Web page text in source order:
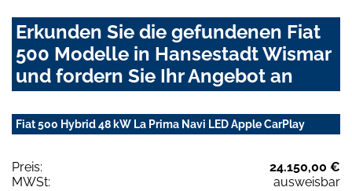
Erkunden Sie die gefundenen Fiat
500 Modelle in Hansestadt Wismar
und fordern Sie Ihr Angebot an
Fiat 500 Hybrid 48 kW La Prima Navi LED Apple CarPlay
Preis:
24.150,00 €
MWSt:
ausweisbar